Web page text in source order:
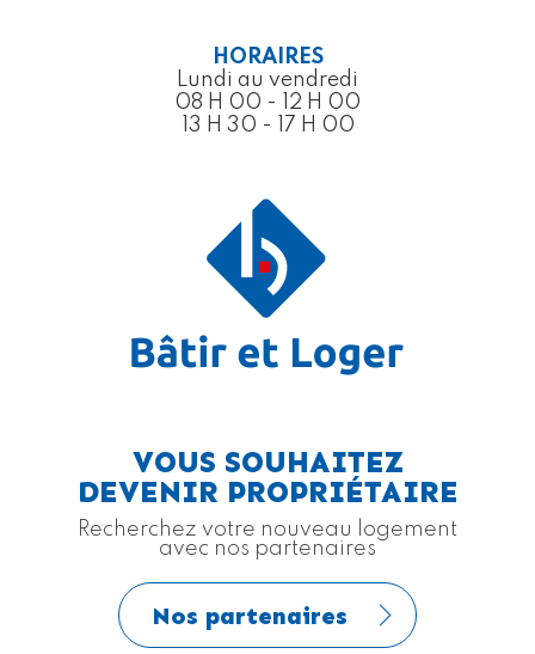
HORAIRES
Lundi au vendredi
08 H 00 - 12 H 00
13 H 30 - 17 H 00
VOUS SOUHAITEZ
DEVENIR PROPRIÉTAIRE
Recherchez votre nouveau logement
avec nos partenaires
Nos partenaires